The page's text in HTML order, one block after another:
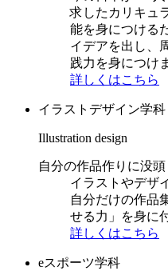
求したカリキュ
能を身につける
イデアを出し、
践力を身につけ
詳しくはこちら
イラストデザイン学科
Illustration design
自分の作品作りに没頭
イラストやデザ
自分だけの作品
せる力」を身に
詳しくはこちら
eスポーツ学科